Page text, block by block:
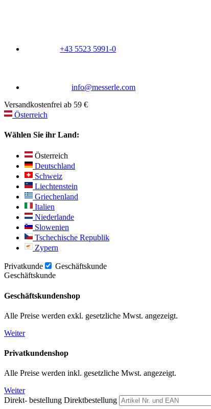
+43 5523 5991-0
info@messerle.com
Versandkostenfrei ab 59 €
Österreich
Wählen Sie ihr Land:
Österreich
Deutschland
Schweiz
Liechtenstein
Griechenland
Italien
Niederlande
Slowenien
Tschechische Republik
Zypern
Privatkunde
Geschäftskunde
Geschäftskunde
Geschäftskundenshop
Alle Preise werden exkl. gesetzliche Mwst. angezeigt.
Weiter
Privatkundenshop
Alle Preise werden inkl. gesetzliche Mwst. angezeigt.
Weiter
Direkt- bestellung Direktbestellung